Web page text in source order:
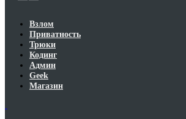
Взлом
Приватность
Трюки
Кодинг
Админ
Geek
Магазин